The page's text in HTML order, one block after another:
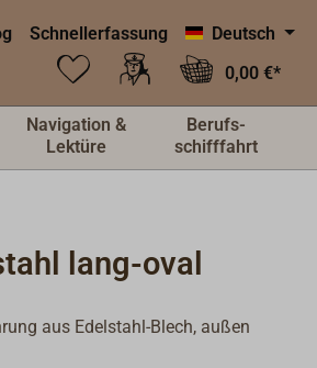
Schnellerfassung
Deutsch
0,00 €*
Navigation &
Lektüre
Berufs-
schifffahrt
lang-oval
aus Edelstahl-Blech, außen